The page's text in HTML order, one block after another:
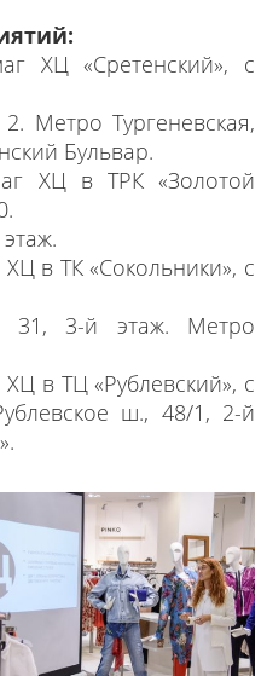
ХЦ «Сретенский», с
Метро Тургеневская,
Бульвар.
ХЦ в ТРК «Золотой
в ТК «Сокольники», с
31, 3-й этаж. Метро
в ТЦ «Рублевский», с
ш., 48/1, 2-й